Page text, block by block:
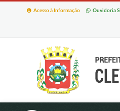
Ouvidoria
Acesso à Informação